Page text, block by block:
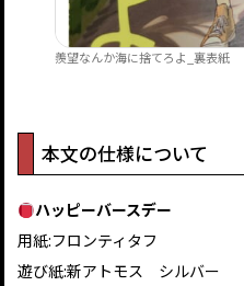
羨望なんか海に捨てろよ_裏表紙
本文の仕様について
ハッピーバースデー
用紙:フロンティタフ
遊び紙:新アトモス シルバー